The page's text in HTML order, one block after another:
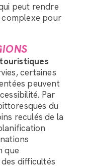
peut rendre
complexe pour
certaines
peuvent
Par
du
reculés de la
que
difficultés